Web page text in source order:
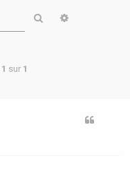
Rechercher
1 sur 1